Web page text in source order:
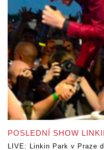
POSLEDNÍ SHOW
LIVE: Linkin Park v Praze